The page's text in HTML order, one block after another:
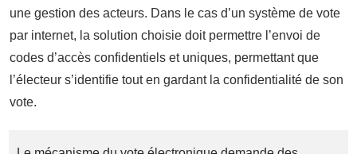
une gestion des acteurs. Dans le cas d’un système de vote
par internet, la solution choisie doit permettre l’envoi de
codes d’accès confidentiels et uniques, permettant que
l’électeur s’identifie tout en gardant la confidentialité de son
vote.